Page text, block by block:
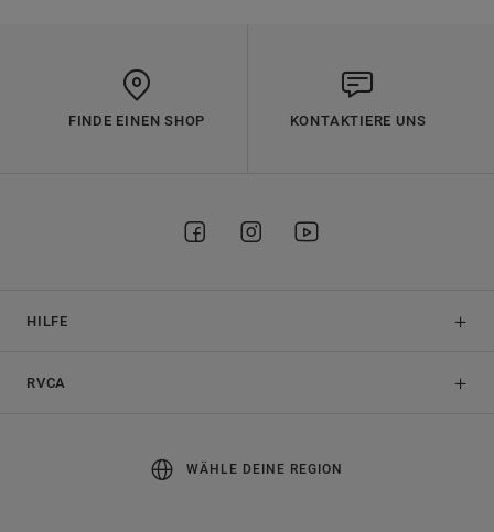
FINDE EINEN SHOP KONTAKTIERE UNS
HILFE
RVCA
WÄHLE DEINE REGION